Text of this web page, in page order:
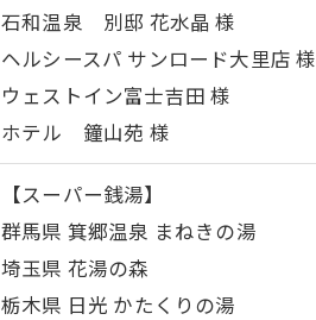
石和温泉 別邸 花水晶 様
ヘルシースパ サンロード大里店 様
ウェストイン富士吉田 様
ホテル 鐘山苑 様
【スーパー銭湯】
群馬県 箕郷温泉 まねきの湯
埼玉県 花湯の森
栃木県 日光 かたくりの湯